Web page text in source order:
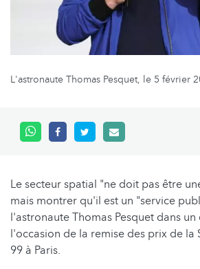
L'astronaute Thomas Pesquet, le 5 février
Le secteur spatial "ne doit pas être
mais montrer qu'il est un "service
l'astronaute Thomas Pesquet dans
l'occasion de la remise des prix de la
99 à Paris.